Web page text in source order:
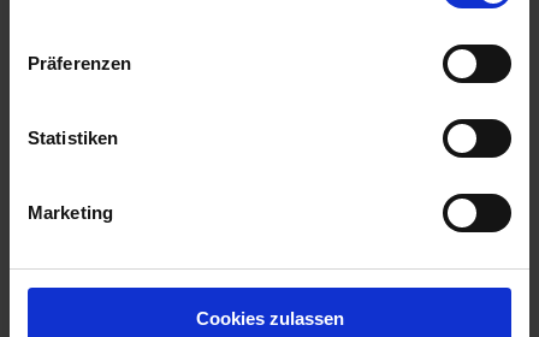
Präferenzen
Statistiken
Marketing
Cookies zulassen